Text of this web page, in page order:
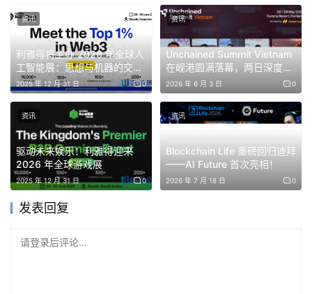
4月20日
场·山盛大召开。全国人大代表、全国工商联副主席、万向
利雅得将主办 2026 年全球人
工智能展：思想与机器的交汇
之地
2025 年 12 月 31 日 0
资讯
Unchained Summit Vietnam
在岘港圆满落幕，两日深度对
话聚焦 Web3 与数字资产
2026 年 6 月 3 日 0
资讯
驱动未来娱乐：利雅得迎来
2026 年全球游戏展
2025 年 12 月 31 日 0
资讯
Blockchain Life 重磅回归迪拜
——AI Future 首次亮相！
2026 年 7 月 18 日 0
资讯
发表回复
请登录后评论...